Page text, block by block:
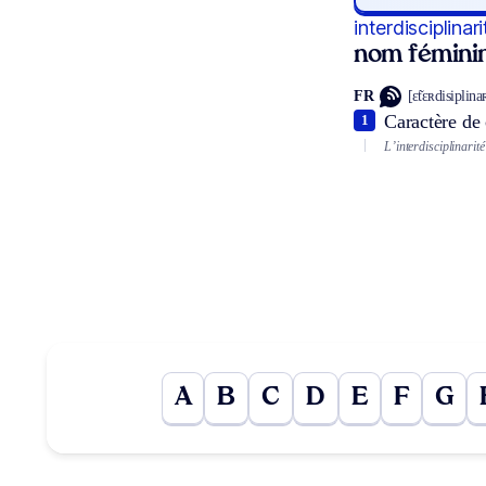
nom
FR
Caractère
1
L’interdisciplinarité
A B C D E F G